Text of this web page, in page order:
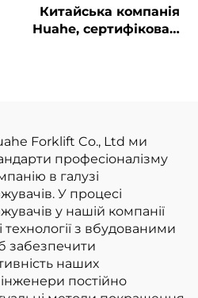
Китайська компанія
Huahe, сертифікована
зрідженому
нафтовому газі
вантажопідйомністю
3,5 т
Forklift Co., Ltd ми
професіоналізму
в галузі
У процесі
у нашій компанії
технології з вбудованими
забезпечити
наших
постійно